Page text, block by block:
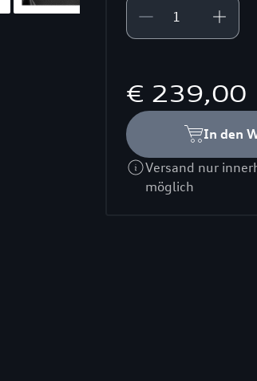
€ 239,00
In den
Versand nur
möglich